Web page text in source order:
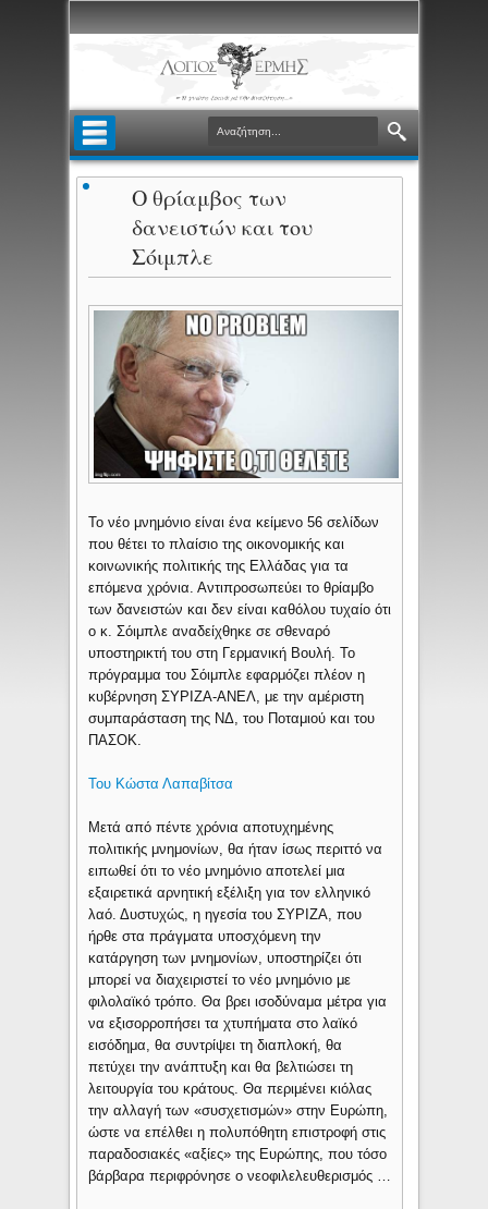
Ο θρίαμβος των
δανειστών και του
Σόιμπλε
Το νέο μνημόνιο είναι ένα κείμενο 56 σελίδων
που θέτει το πλαίσιο της οικονομικής και
κοινωνικής πολιτικής της Ελλάδας για τα
επόμενα χρόνια. Αντιπροσωπεύει το θρίαμβο
των δανειστών και δεν είναι καθόλου τυχαίο ότι
ο κ. Σόιμπλε αναδείχθηκε σε σθεναρό
υποστηρικτή του στη Γερμανική Βουλή. Το
πρόγραμμα του Σόιμπλε εφαρμόζει πλέον η
κυβέρνηση ΣΥΡΙΖΑ-ΑΝΕΛ, με την αμέριστη
συμπαράσταση της ΝΔ, του Ποταμιού και του
ΠΑΣΟΚ.
Του Κώστα Λαπαβίτσα
Μετά από πέντε χρόνια αποτυχημένης
πολιτικής μνημονίων, θα ήταν ίσως περιττό να
ειπωθεί ότι το νέο μνημόνιο αποτελεί μια
εξαιρετικά αρνητική εξέλιξη για τον ελληνικό
λαό. Δυστυχώς, η ηγεσία του ΣΥΡΙΖΑ, που
ήρθε στα πράγματα υποσχόμενη την
κατάργηση των μνημονίων, υποστηρίζει ότι
μπορεί να διαχειριστεί το νέο μνημόνιο με
φιλολαϊκό τρόπο. Θα βρει ισοδύναμα μέτρα για
να εξισορροπήσει τα χτυπήματα στο λαϊκό
εισόδημα, θα συντρίψει τη διαπλοκή, θα
πετύχει την ανάπτυξη και θα βελτιώσει τη
λειτουργία του κράτους. Θα περιμένει κιόλας
την αλλαγή των «συσχετισμών» στην Ευρώπη,
ώστε να επέλθει η πολυπόθητη επιστροφή στις
παραδοσιακές «αξίες» της Ευρώπης, που τόσο
βάρβαρα περιφρόνησε ο νεοφιλελευθερισμός …